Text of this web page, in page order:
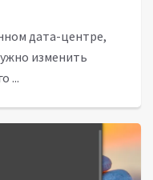
дата-центре,
изменить
...